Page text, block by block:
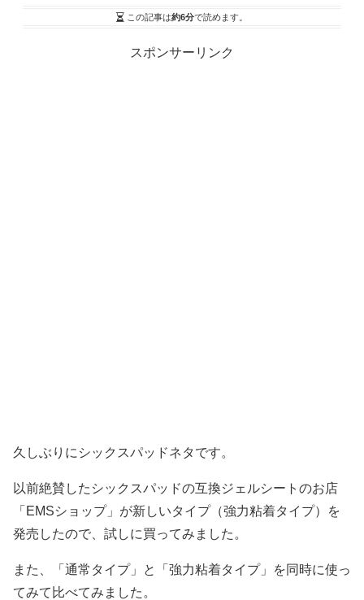
この記事は約6分で読めます。
スポンサーリンク
久しぶりにシックスパッドネタです。
以前絶賛したシックスパッドの互換ジェルシートのお店
「EMSショップ」が新しいタイプ（強力粘着タイプ）を
発売したので、試しに買ってみました。
また、「通常タイプ」と「強力粘着タイプ」を同時に使っ
てみて比べてみました。